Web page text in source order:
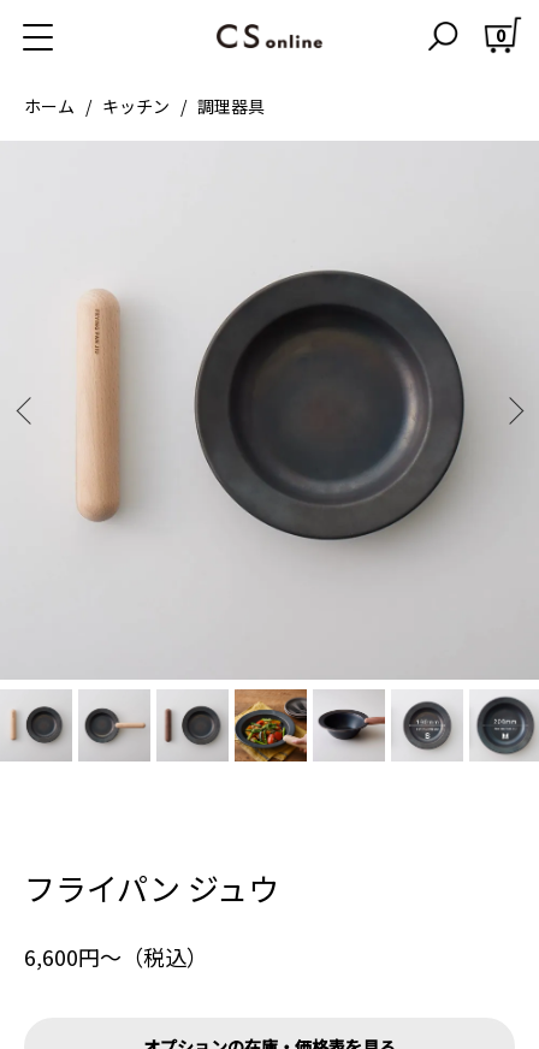
0
ホーム キッチン 調理器具
フライパン ジュウ
6,600円〜（税込）